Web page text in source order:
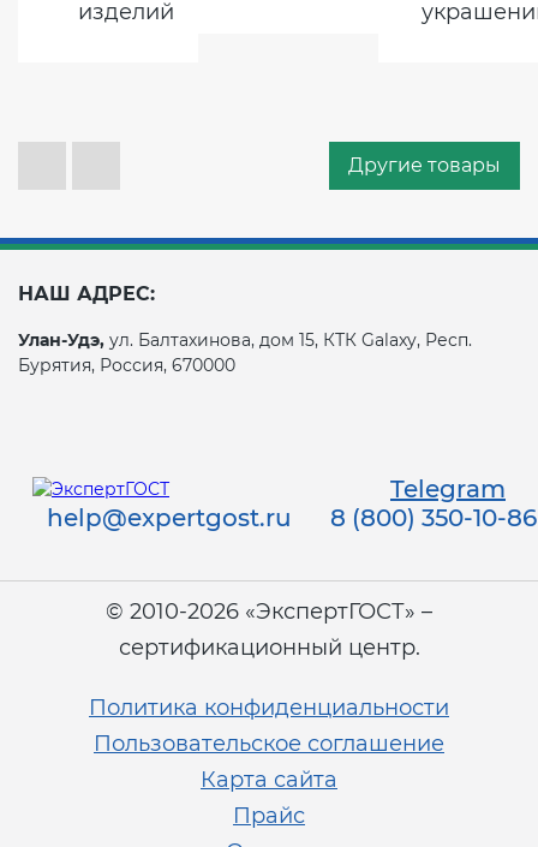
Другие товары
изделий
НАШ АДРЕС:
Улан-Удэ, ул. Балтахинова, дом 15, КТК Galaxy, Респ.
Бурятия, Россия, 670000
Telegram
help@expertgost.ru
8 (800) 350-10-86
© 2010-2026 «ЭкспертГОСТ» –
сертификационный центр.
Политика конфиденциальности
Пользовательское соглашение
Карта сайта
Прайс